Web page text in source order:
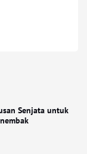
Senjata untuk